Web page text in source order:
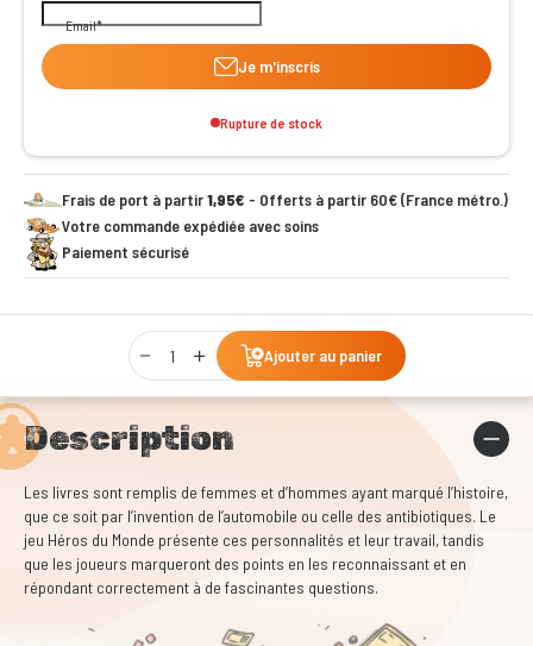
Email
Je m'inscris
Rupture de stock
Frais de port à partir1,95€ - Offerts à partir 60€ (France métro.)
Votre commande expédiée avec soins
Paiement sécurisé
Qty
Ajouter au panier
Description
Les livres sont remplis de femmes et d’hommes ayant marqué l’histoire,
que ce soit par l’invention de l’automobile ou celle des antibiotiques. Le
jeu Héros du Monde présente ces personnalités et leur travail, tandis
que les joueurs marqueront des points en les reconnaissant et en
répondant correctement à de fascinantes questions.